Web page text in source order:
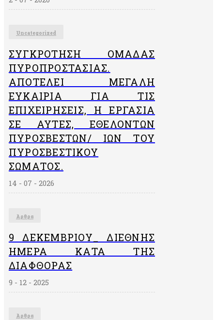
Uncategorized
ΣΥΓΚΡΌΤΗΣΗ ΟΜΆΔΑΣ
ΠΥΡΟΠΡΟΣΤΑΣΊΑΣ.
ΑΠΟΤΕΛΕΊ ΜΕΓΆΛΗ
ΕΥΚΑΙΡΊΑ ΓΙΑ ΤΙΣ
ΕΠΙΧΕΙΡΉΣΕΙΣ, Η ΕΡΓΑΣΊΑ
ΣΕ ΑΥΤΈΣ, ΕΘΕΛΟΝΤΏΝ
ΠΥΡΟΣΒΕΣΤΏΝ/ ΙΏΝ ΤΟΥ
ΠΥΡΟΣΒΕΣΤΙΚΟΎ
ΣΏΜΑΤΟΣ.
14 - 07 - 2026
Άρθρα
9 ΔΕΚΕΜΒΡΙΟΥ_ ΔΙΕΘΝΗΣ
ΗΜΕΡΑ ΚΑΤΑ ΤΗΣ
ΔΙΑΦΘΟΡΑΣ
9 - 12 - 2025
Άρθρα